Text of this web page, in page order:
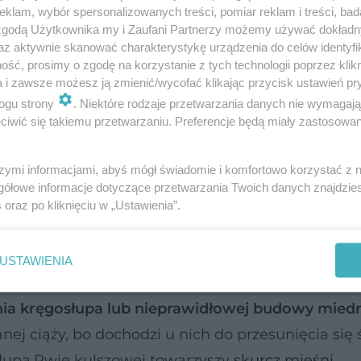
kulszowego w miejscu, gdzie opuszcza
mogą być różne. Najczęściej są to zmiany
krążka międzykręgowego(dysku).
wywołany stałym uciskaniem przez
międzykręgowych.
kręgosłupa i stawów
kręgosłupa lub nieprawidłowej budowy
ciąży, bo dochodzi u nich do przesunięcia się
wybór spersonalizowanych treści, pomiar reklam i treści,
Użytkownika my i Zaufani Partnerzy możemy używać
aktywnie skanować charakterystykę urządzenia do celów
prosimy o zgodę na korzystanie z tych technologii poprzez
i zawsze możesz ją zmienić/wycofać klikając przycisk ustawień
strony
. Niektóre rodzaje przetwarzania danych nie
się takiemu przetwarzaniu. Preferencje będą miały
informacjami, abyś mógł świadomie i komfortowo korzystać z
informacje dotyczące przetwarzania Twoich danych
oraz po kliknięciu w „Ustawienia”.
USTAWIENIA